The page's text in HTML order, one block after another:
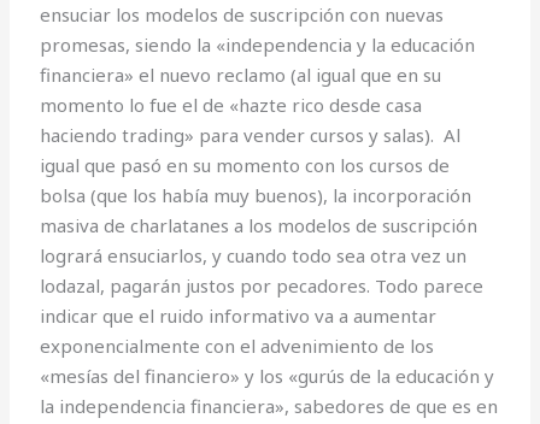
ensuciar los modelos de suscripción con nuevas
promesas, siendo la «independencia y la educación
financiera» el nuevo reclamo (al igual que en su
momento lo fue el de «hazte rico desde casa
haciendo trading» para vender cursos y salas). Al
igual que pasó en su momento con los cursos de
bolsa (que los había muy buenos), la incorporación
masiva de charlatanes a los modelos de suscripción
logrará ensuciarlos, y cuando todo sea otra vez un
lodazal, pagarán justos por pecadores. Todo parece
indicar que el ruido informativo va a aumentar
exponencialmente con el advenimiento de los
«mesías del financiero» y los «gurús de la educación y
la independencia financiera», sabedores de que es en